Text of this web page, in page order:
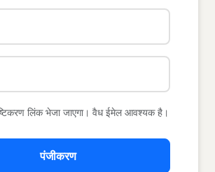
लिंक भेजा जाएगा। वैध ईमेल आवश्यक है।
पंजीकरण